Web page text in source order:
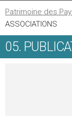
Patrimoine des
ASSOCIATIONS
05.